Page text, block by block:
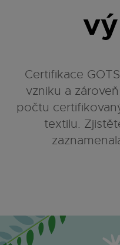
Certifikace
vzniku a
počtu
textilu.